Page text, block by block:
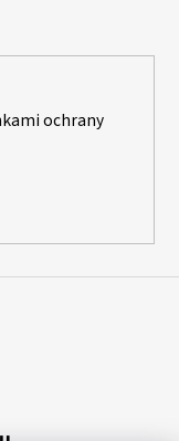
ochrany